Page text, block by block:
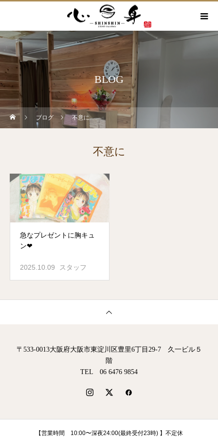
BLOG
ブログ 不意に
不意に
急なプレゼントに胸キュ
ン❤︎
2025.10.09 スタッフ
〒533-0013大阪府大阪市東淀川区豊里6丁目29-7 久一ビル５
階
TEL 06 6476 9854
【営業時間 10:00〜深夜24:00(最終受付23時) 】不定休